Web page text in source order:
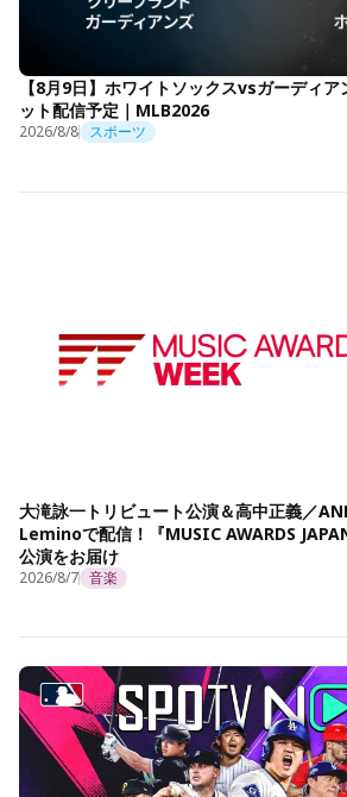
【8月9日】ホワイトソックスvsガーディ
ット配信予定｜MLB2026
2026/8/8 スポーツ
大滝詠一トリビュート公演＆高中正義／
Leminoで配信！『MUSIC AWARDS
公演をお届け
2026/8/7 音楽